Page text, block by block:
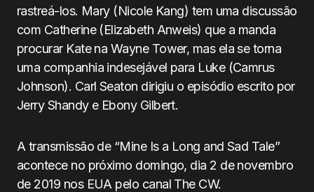
rastreá-los. Mary (Nicole Kang) tem uma discussão
com Catherine (Elizabeth Anweis) que a manda
procurar Kate na Wayne Tower, mas ela se torna
uma companhia indesejável para Luke (Camrus
Johnson). Carl Seaton dirigiu o episódio escrito por
Jerry Shandy e Ebony Gilbert.
A transmissão de “Mine Is a Long and Sad Tale”
acontece no próximo domingo, dia 2 de novembro
de 2019 nos EUA pelo canal The CW.